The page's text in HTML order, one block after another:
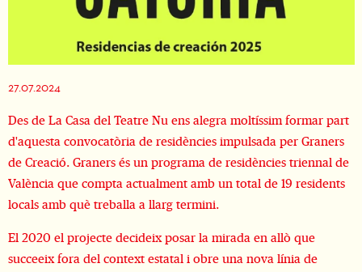
27.07.2024
Des de La Casa del Teatre Nu ens alegra moltíssim formar part
d'aquesta convocatòria de residències impulsada per Graners
de Creació. Graners és un programa de residències triennal de
València que compta actualment amb un total de 19 residents
locals amb què treballa a llarg termini.
El 2020 el projecte decideix posar la mirada en allò que
succeeix fora del context estatal i obre una nova línia de